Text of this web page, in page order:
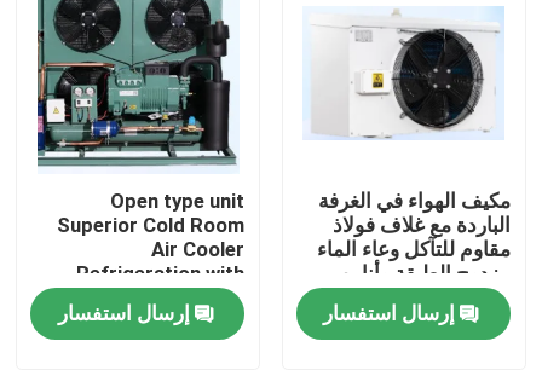
الصفحة الرئيسية
مكيف الهواء في الغرفة
الباردة مع غلاف فولاذ
مقاوم للتآكل وعاء الماء
مزدوج الطبقة وأنابيب
تبادل الحرارة لأداء التبريد
إرسال استفسار
Open type unit
Superior Cold Room
Air Cooler
Refrigeration with
Bitzer Compressor
Comprehensive
Product Line for Wide
إرسال استفسار